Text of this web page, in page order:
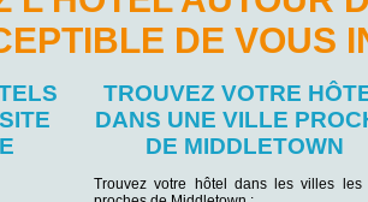
DE VOUS
TROUVEZ VOTRE
DANS UNE VILLE
DE MIDDLETOWN
Trouvez votre hôtel dans les villes les